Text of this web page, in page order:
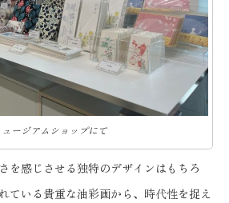
ュージアムショップにて
を感じさせる独特のデザインはもちろ
ている貴重な油彩画から、時代性を捉え